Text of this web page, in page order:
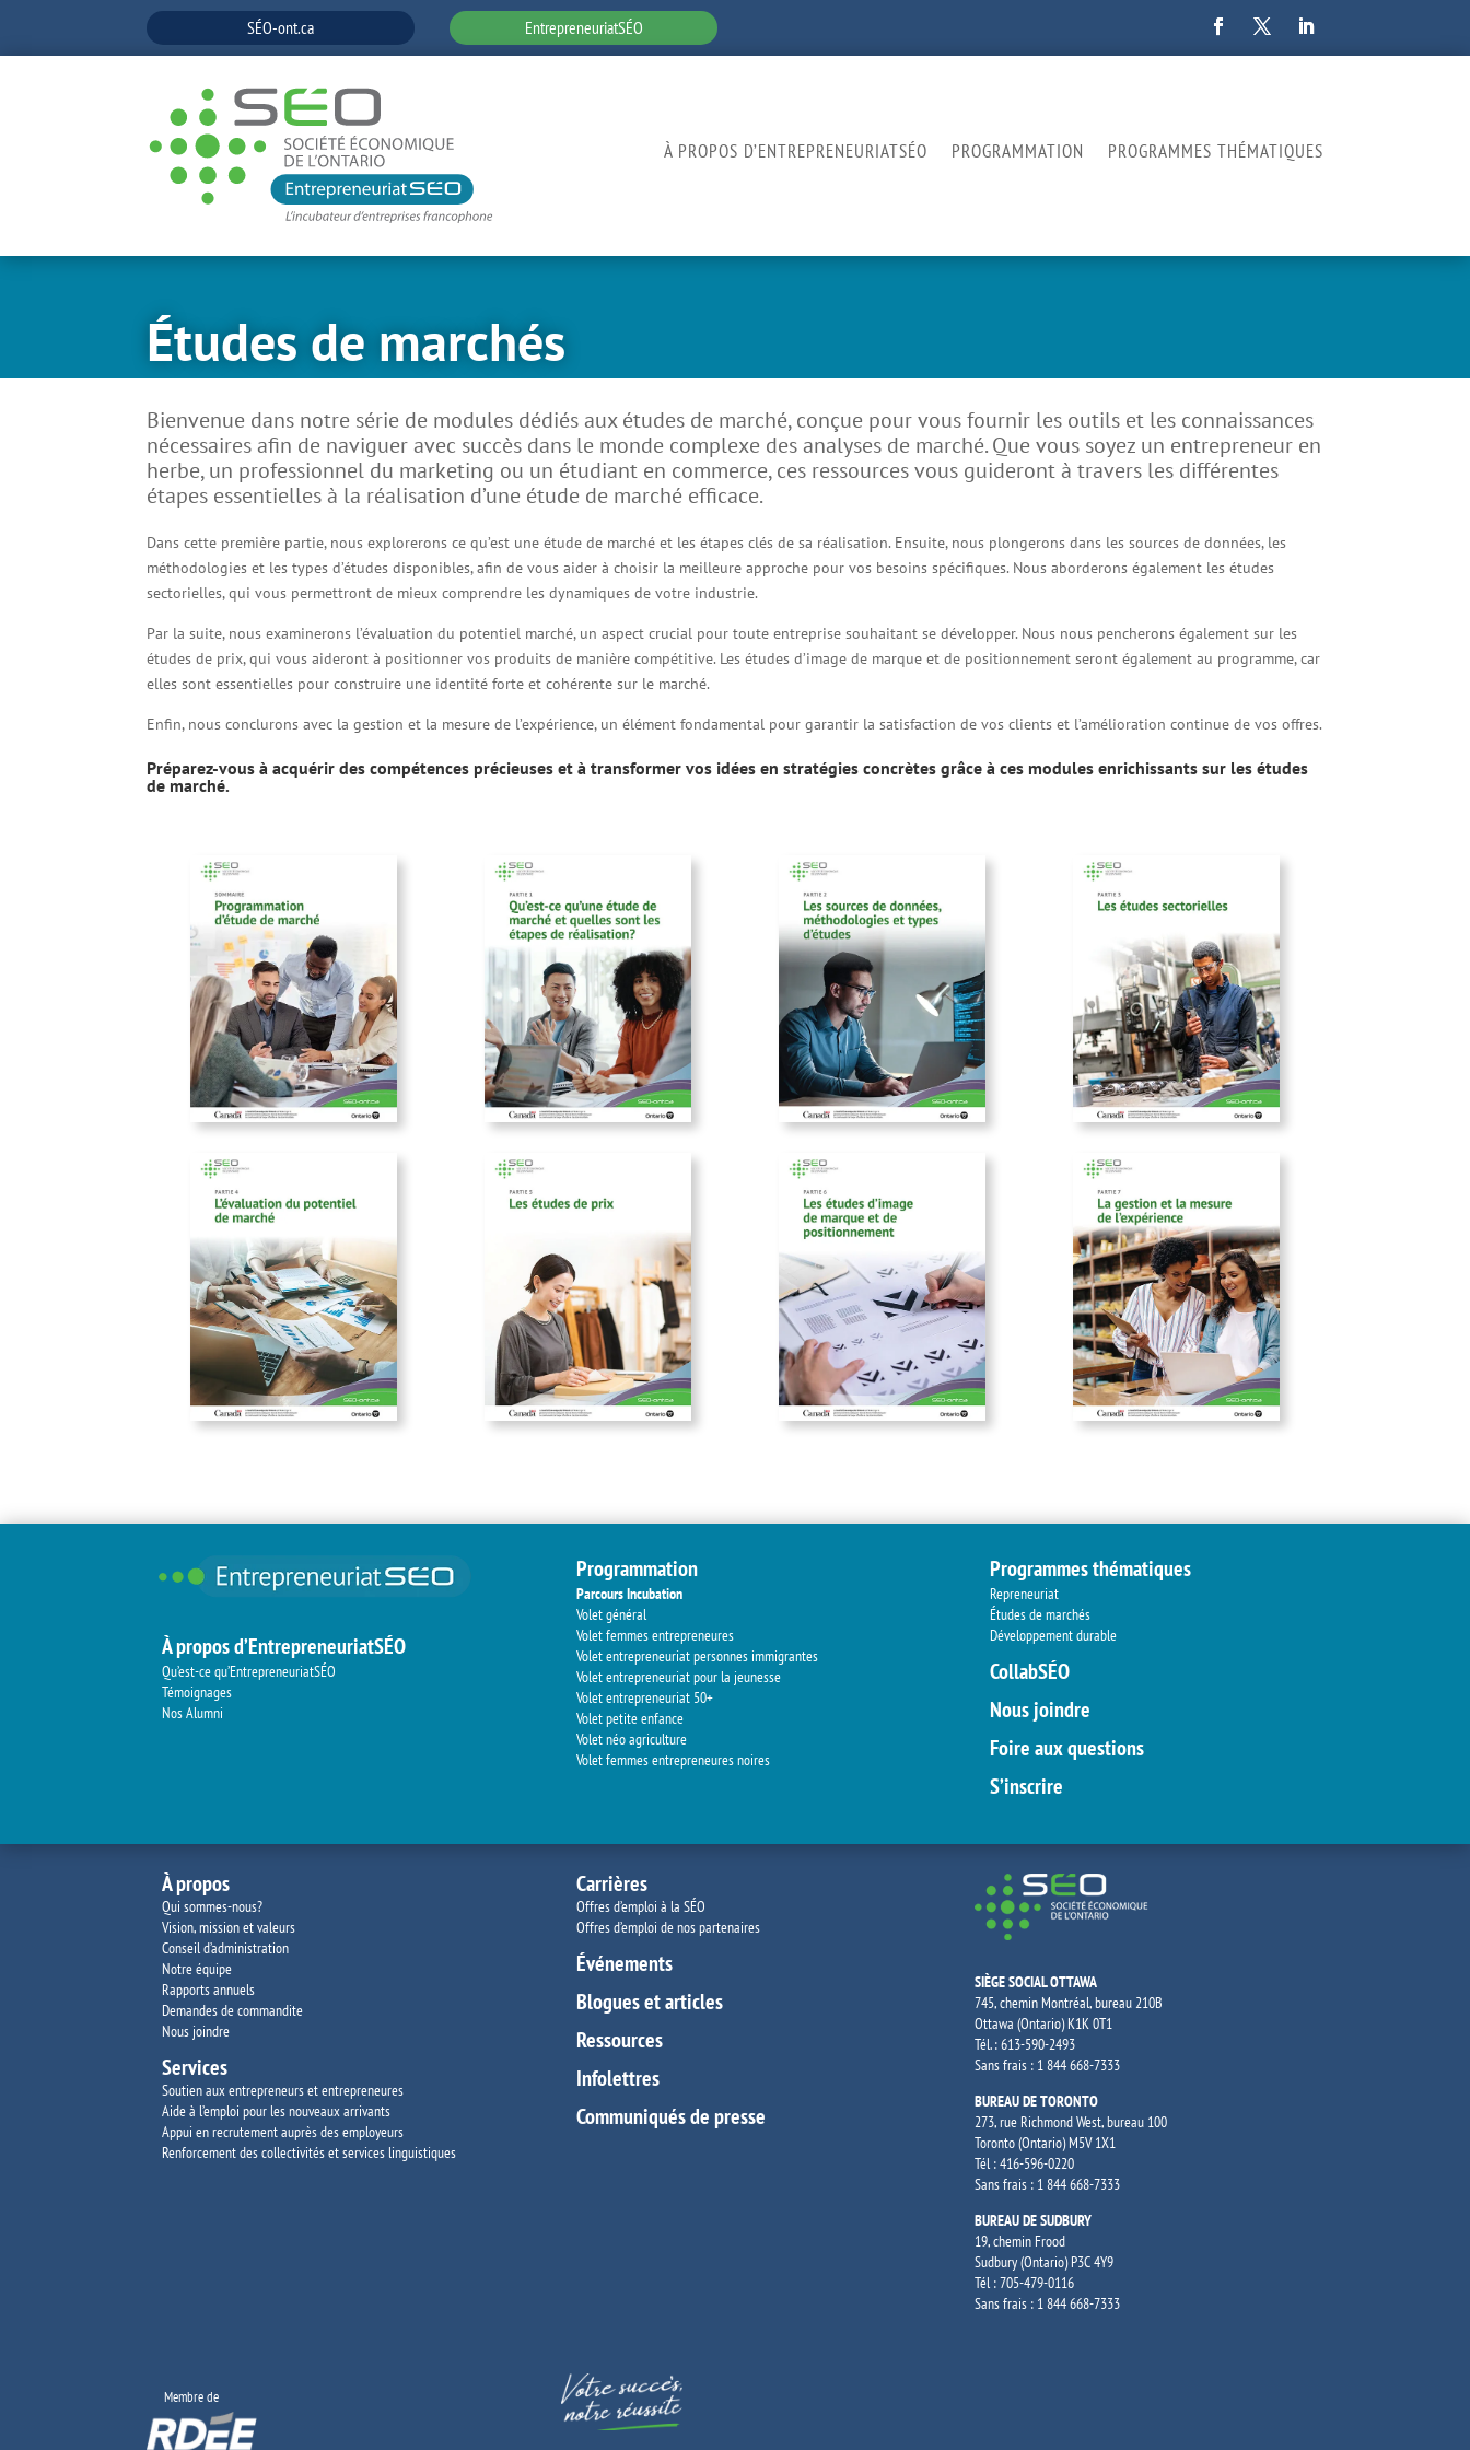
SÉO-ont.ca EntrepreneuriatSÉO
À PROPOS D’ENTREPRENEURIATSÉO PROGRAMMATION PROGRAMMES THÉMATIQUES
Études de marchés
Bienvenue dans notre série de modules dédiés aux études de marché, conçue pour vous fournir les outils et les connaissances
nécessaires afin de naviguer avec succès dans le monde complexe des analyses de marché. Que vous soyez un entrepreneur en
herbe, un professionnel du marketing ou un étudiant en commerce, ces ressources vous guideront à travers les différentes
étapes essentielles à la réalisation d’une étude de marché efficace.
Dans cette première partie, nous explorerons ce qu’est une étude de marché et les étapes clés de sa réalisation. Ensuite, nous plongerons dans les sources de données, les
méthodologies et les types d’études disponibles, afin de vous aider à choisir la meilleure approche pour vos besoins spécifiques. Nous aborderons également les études
sectorielles, qui vous permettront de mieux comprendre les dynamiques de votre industrie.
Par la suite, nous examinerons l’évaluation du potentiel marché, un aspect crucial pour toute entreprise souhaitant se développer. Nous nous pencherons également sur les
études de prix, qui vous aideront à positionner vos produits de manière compétitive. Les études d’image de marque et de positionnement seront également au programme, car
elles sont essentielles pour construire une identité forte et cohérente sur le marché.
Enfin, nous conclurons avec la gestion et la mesure de l’expérience, un élément fondamental pour garantir la satisfaction de vos clients et l’amélioration continue de vos offres.
Préparez-vous à acquérir des compétences précieuses et à transformer vos idées en stratégies concrètes grâce à ces modules enrichissants sur les études
de marché.
À propos d’EntrepreneuriatSÉO
Qu’est-ce qu’EntrepreneuriatSÉO
Témoignages
Nos Alumni
Programmation
Parcours Incubation
Volet général
Volet femmes entrepreneures
Volet entrepreneuriat personnes immigrantes
Volet entrepreneuriat pour la jeunesse
Volet entrepreneuriat 50+
Volet petite enfance
Volet néo agriculture
Volet femmes entrepreneures noires
Programmes thématiques
Repreneuriat
Études de marchés
Développement durable
CollabSÉO
Nous joindre
Foire aux questions
S’inscrire
À propos
Qui sommes-nous?
Vision, mission et valeurs
Conseil d’administration
Notre équipe
Rapports annuels
Demandes de commandite
Nous joindre
Services
Soutien aux entrepreneurs et entrepreneures
Aide à l’emploi pour les nouveaux arrivants
Appui en recrutement auprès des employeurs
Renforcement des collectivités et services linguistiques
Carrières
Offres d’emploi à la SÉO
Offres d’emploi de nos partenaires
Événements
Blogues et articles
Ressources
Infolettres
Communiqués de presse
SIÈGE SOCIAL OTTAWA
745, chemin Montréal, bureau 210B
Ottawa (Ontario) K1K 0T1
Tél. : 613-590-2493
Sans frais : 1 844 668-7333
BUREAU DE TORONTO
273, rue Richmond West, bureau 100
Toronto (Ontario) M5V 1X1
Tél : 416-596-0220
Sans frais : 1 844 668-7333
BUREAU DE SUDBURY
19, chemin Frood
Sudbury (Ontario) P3C 4Y9
Tél : 705-479-0116
Sans frais : 1 844 668-7333
Membre de